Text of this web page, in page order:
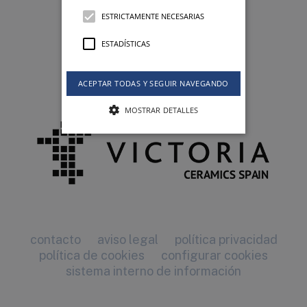
contacto aviso legal
política privacidad
política de cookies
configurar cookies
sistema interno de información
ESTRICTAMENTE NECESARIAS
ESTADÍSTICAS
ACEPTAR TODAS Y SEGUIR NAVEGANDO
MOSTRAR DETALLES